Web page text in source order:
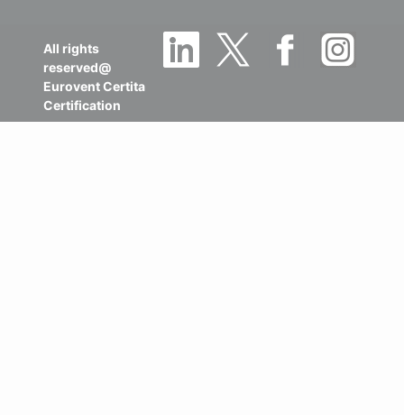
All rights
reserved@
Eurovent Certita
Certification